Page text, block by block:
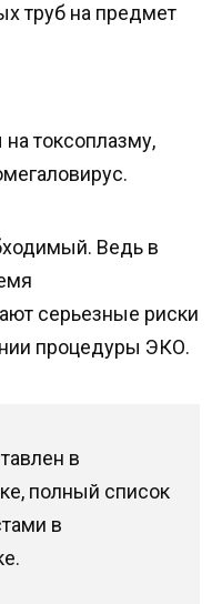
труб на предмет
токсоплазму,
Ведь в
серьезные риски
процедуры ЭКО.
в
полный список
в